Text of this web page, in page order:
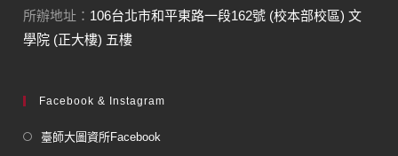
所辦地址： 106台北市和平東路一段162號 (校本部校區) 文
學院 (正大樓) 五樓
Facebook & Instagram
臺師大圖資所Facebook